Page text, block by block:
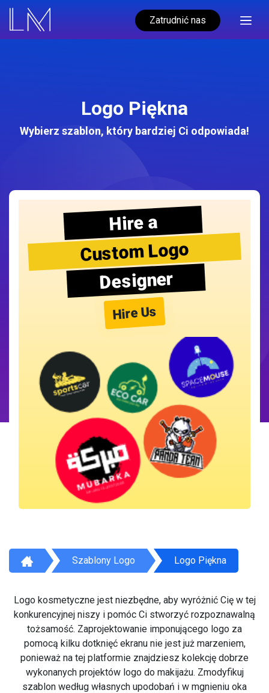
Zatrudnić nas
Logo Piękna
Wybierz szablon, który bardziej Ci odpowiada!
Hire a
Custom Logo
Designer
Hire Us
Szablony Logo Logo Piękna
Logo kosmetyczne jest niezbędne, aby wyróżnić Cię w tej
konkurencyjnej niszy i pomóc Ci stworzyć rozpoznawalną
tożsamość. Zaprojektowanie imponującego logo za
pomocą kilku dotknięć ekranu nie jest już marzeniem,
ponieważ na tej platformie znajdziesz kolekcję dobrze
wykonanych projektów logo do makijażu. Zmodyfikuj
szablon według własnych upodobań i w mgnieniu oka